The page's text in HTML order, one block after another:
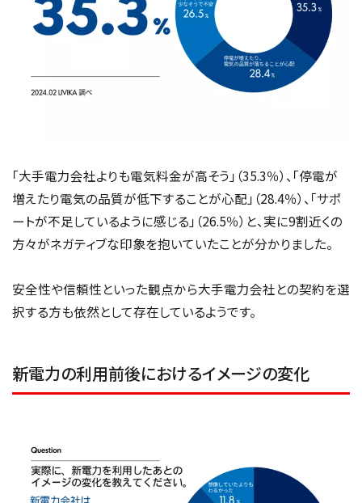
「大手電力会社よりも電気料金が高そう」（35.3％）、「停電が
増えたり電気の品質が低下することが心配」（28.4％）、「サポ
ートが不足しているように感じる」（26.5％）と、実に9割近くの
方々がネガティブな印象を抱いていたことが分かりました。
安全性や信頼性といった観点から大手電力会社との契約を選
択する方も依然として存在しているようです。
新電力の利用前後におけるイメージの変化